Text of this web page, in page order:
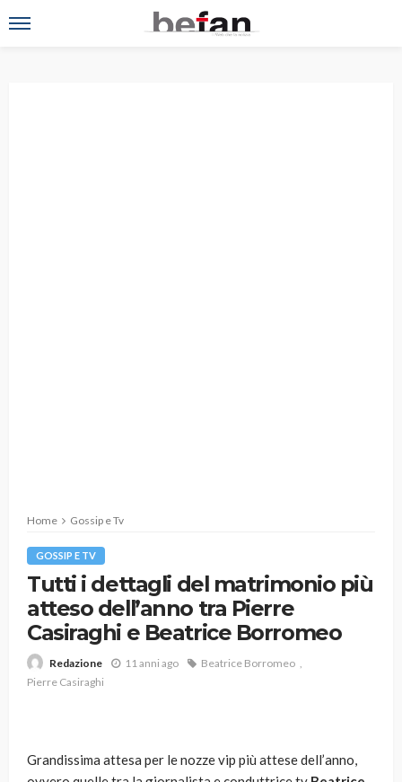
Home Gossip e Tv
GOSSIP E TV
Tutti i dettagli del matrimonio più
atteso dell’anno tra Pierre
Casiraghi e Beatrice Borromeo
Redazione 11 anni ago
Beatrice Borromeo
Pierre Casiraghi
Grandissima attesa per le nozze vip più attese dell’anno,